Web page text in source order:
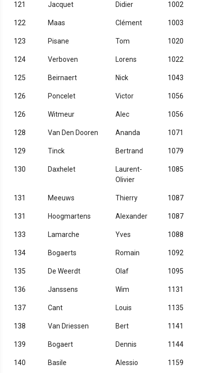
121 Jacquet Didier 1002
122 Maas Clément 1003
123 Pisane Tom 1020
124 Verboven Lorens 1022
125 Beirnaert Nick 1043
126 Poncelet Victor 1056
126 Witmeur Alec 1056
128 Van Den Dooren Ananda 1071
129 Tinck Bertrand 1079
130 Daxhelet
Laurent-
Olivier
1085
131 Meeuws Thierry 1087
131 Hoogmartens Alexander 1087
133 Lamarche Yves 1088
134 Bogaerts Romain 1092
135 De Weerdt Olaf 1095
136 Janssens Wim 1131
137 Cant Louis 1135
138 Van Driessen Bert 1141
139 Bogaert Dennis 1144
140 Basile Alessio 1159